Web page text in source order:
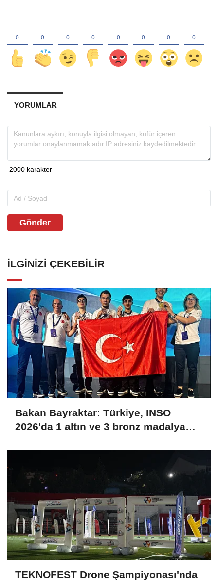
YORUMLAR
Gönder
İLGINIZI ÇEKEBILIR
Bakan Bayraktar: Türkiye, INSO
2026'da 1 altın ve 3 bronz madalya
bir giriş yaptı
TEKNOFEST Drone Şampiyonası'nda